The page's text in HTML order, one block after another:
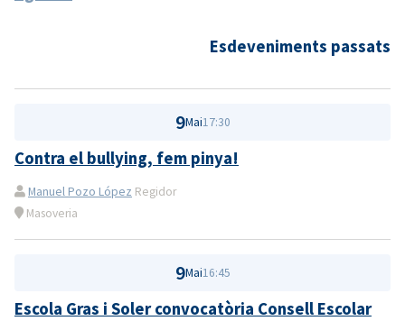
Esdeveniments passats
9Mai17:30
Contra el bullying, fem pinya!
Manuel Pozo López Regidor
Masoveria
9Mai16:45
Escola Gras i Soler convocatòria Consell Escolar